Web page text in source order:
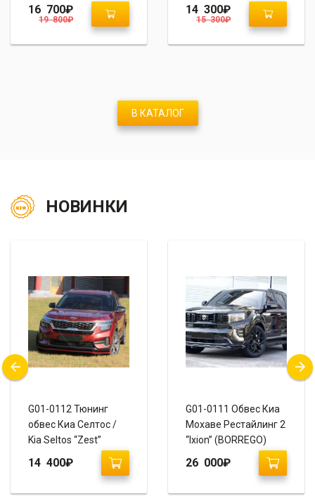
Cruiser “RR Style”
19 800₽
16 700₽
2 Style 2015+”
15 300₽
14 300₽
В КАТАЛОГ
НОВИНКИ
G01-0112 Тюнинг
обвес Киа Селтос /
Kia Seltos “Zest”
14 400₽
G01-0111 Обвес Киа
Мохаве Рестайлинг 2
“Ixion” (BORREGO)
26 000₽